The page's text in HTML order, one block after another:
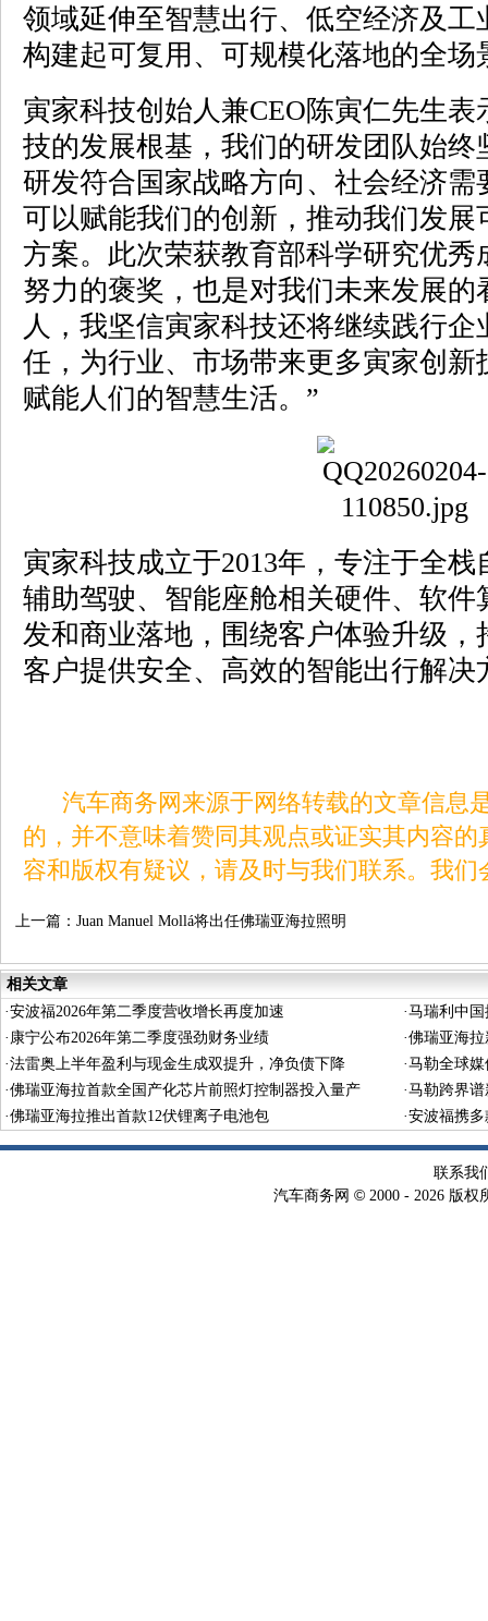
领域延伸至智慧出行、低空经济及
构建起可复用、可规模化落地的全场
寅家科技创始人兼CEO陈寅仁先生
技的发展根基，我们的研发团队始
研发符合国家战略方向、社会经济
可以赋能我们的创新，推动我们发
方案。此次荣获教育部科学研究优
努力的褒奖，也是对我们未来发展
人，我坚信寅家科技还将继续践行
任，为行业、市场带来更多寅家创
赋能人们的智慧生活。”
寅家科技成立于2013年，专注于全
辅助驾驶、智能座舱相关硬件、软
发和商业落地，围绕客户体验升级
客户提供安全、高效的智能出行解决
汽车商务网来源于网络转载的文章信息
的，并不意味着赞同其观点或证实其内容
容和版权有疑议，请及时与我们联系。我
上一篇： Juan Manuel Mollá将出任佛瑞亚海拉照明
相关文章
·安波福2026年第二季度营收增长再度加速 ·马瑞利中
· 康宁公布2026年第二季度强劲财务业绩 ·佛瑞亚海
·法雷奥上半年盈利与现金生成双提升，净负债下降 ·马勒全球
·佛瑞亚海拉首款全国产化芯片前照灯控制器投入量产 ·马勒跨界
·佛瑞亚海拉推出首款12伏锂离子电池包 ·安波福携
联系我
汽车商务网 © 2000 - 2026 版权